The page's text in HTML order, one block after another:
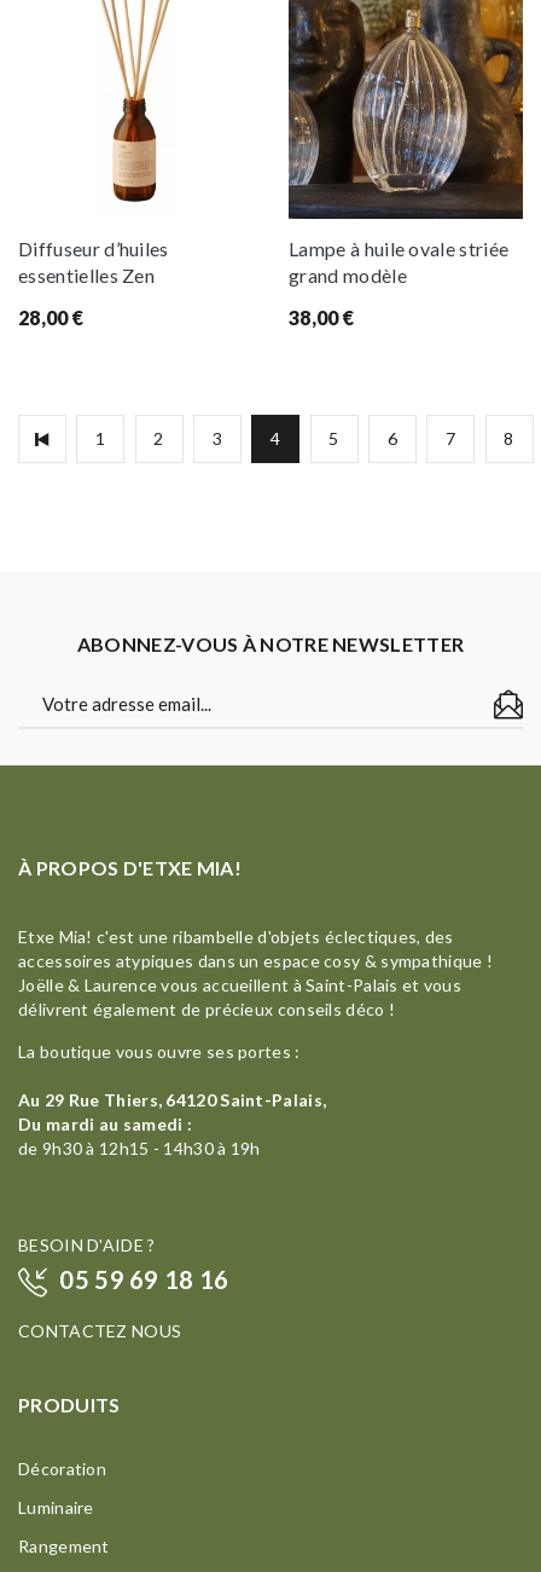
Diffuseur d’huiles
essentielles Zen
28,00€
Lampe à huile ovale striée
grand modèle
38,00€
1 2 3 4 5 6 7 8
ABONNEZ-VOUS À NOTRE NEWSLETTER
À PROPOS D'ETXE MIA!
Etxe Mia! c'est une ribambelle d'objets éclectiques, des
accessoires atypiques dans un espace cosy & sympathique !
Joëlle & Laurence vous accueillent à Saint-Palais et vous
délivrent également de précieux conseils déco !
La boutique vous ouvre ses portes :
Au 29 Rue Thiers, 64120 Saint-Palais,
Du mardi au samedi :
de 9h30 à 12h15 - 14h30 à 19h
BESOIN D'AIDE ?
05 59 69 18 16
CONTACTEZ NOUS
PRODUITS
Décoration
Luminaire
Rangement